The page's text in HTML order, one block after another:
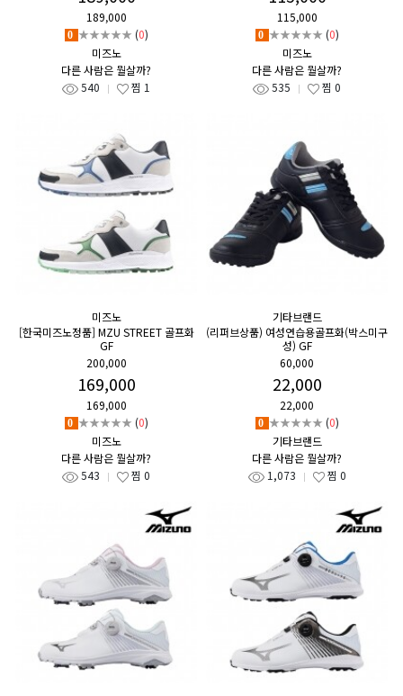
189,000
0 ★★★★★ (0)
미즈노
다른 사람은 뭘살까?
540
찜 1
115,000
0 ★★★★★ (0)
미즈노
다른 사람은 뭘살까?
535
찜 0
미즈노
[한국미즈노정품] MZU STREET 골프화
GF
200,000
169,000
169,000
0 ★★★★★ (0)
미즈노
다른 사람은 뭘살까?
543
찜 0
기타브랜드
(리퍼브상품) 여성연습용골프화(박스미구
성) GF
60,000
22,000
22,000
0 ★★★★★ (0)
기타브랜드
다른 사람은 뭘살까?
1,073
찜 0